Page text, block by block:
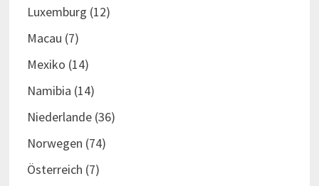
Luxemburg (12)
Macau (7)
Mexiko (14)
Namibia (14)
Niederlande(36)
Norwegen (74)
Österreich (7)